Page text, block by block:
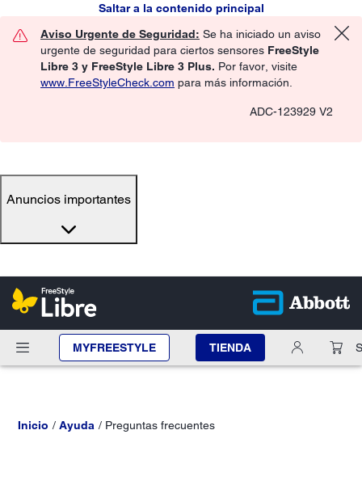
Saltar a la contenido principal
Aviso Urgente de Seguridad: Se ha iniciado un aviso
urgente de seguridad para ciertos sensores FreeStyle
Libre 3 y FreeStyle Libre 3 Plus. Por favor, visite
www.FreeStyleCheck.com para más información.
ADC-123929 V2
Anuncios importantes
MYFREESTYLE TIENDA
Inicio Ayuda Preguntas frecuentes